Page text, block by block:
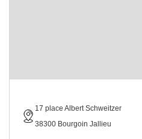
17 place Albert Schweitzer
38300 Bourgoin Jallieu